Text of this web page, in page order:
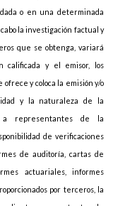
o en una determinada
la investigación factual y
que se obtenga, variará
calificada y el emisor, los
y coloca la emisión y/o
y la naturaleza de la
a representantes de la
de verificaciones
de auditoría, cartas de
actuariales, informes
por terceros, la